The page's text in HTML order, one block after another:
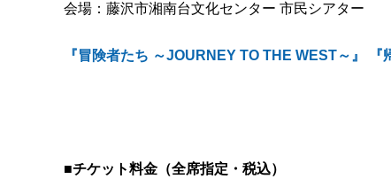
会場：藤沢市湘南台文化センター 市民シアター
『冒険者たち ～JOURNEY TO THE WEST～』
■チケット料金（全席指定・税込）